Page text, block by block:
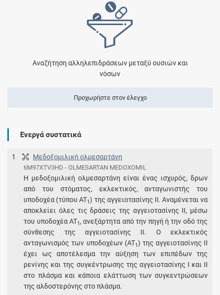
Αναζήτηση αλληλεπιδράσεων μεταξύ ουσιών και
νόσων
Προχωρήστε στον έλεγχο
Ενεργά συστατικά
1 Μεδοξομιλική ολμεσαρτάνη
6M97XTV3HD - OLMESARTAN MEDOXOMIL
Η μεδοξομιλική ολμεσαρτάνη είναι ένας ισχυρός, δρων
από του στόματος, εκλεκτικός, ανταγωνιστής του
υποδοχέα (τύπου AT1) της αγγειοτασίνης ΙΙ. Αναμένεται να
αποκλείει όλες τις δράσεις της αγγειοτασίνης ΙΙ, μέσω
του υποδοχέα AT1, ανεξάρτητα από την πηγή ή την οδό της
σύνθεσης της αγγειοτασίνης ΙΙ. Ο εκλεκτικός
ανταγωνισμός των υποδοχέων (AT1) της αγγειοτασίνης ΙΙ
έχει ως αποτέλεσμα την αύξηση των επιπέδων της
ρενίνης και της συγκέντρωσης της αγγειοτασίνης Ι και ΙΙ
στο πλάσμα και κάποια ελάττωση των συγκεντρώσεων
της αλδοστερόνης στο πλάσμα.